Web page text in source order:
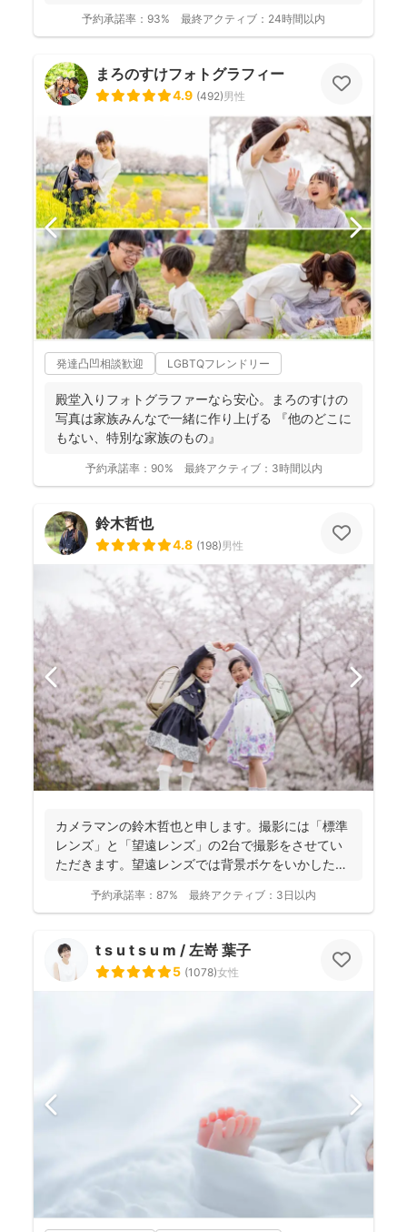
予約承諾率： 93% 最終アクティブ： 24時間以内
まろのすけフォトグラフィー
4.9 (492)男性
発達凸凹相談歓迎 LGBTQフレンドリー
殿堂入りフォトグラファーなら安心。まろのすけの
写真は家族みんなで一緒に作り上げる 『他のどこに
もない、特別な家族のもの』
予約承諾率： 90% 最終アクティブ： 3時間以内
鈴木哲也
4.8 (198)男性
カメラマンの鈴木哲也と申します。撮影には「標準
レンズ」と「望遠レンズ」の2台で撮影をさせてい
ただきます。望遠レンズでは背景ボケをいかしたお
予約承諾率： 87% 最終アクティブ： 3日以内
t s u t s u m / 左嵜 葉子
5 (1078)女性